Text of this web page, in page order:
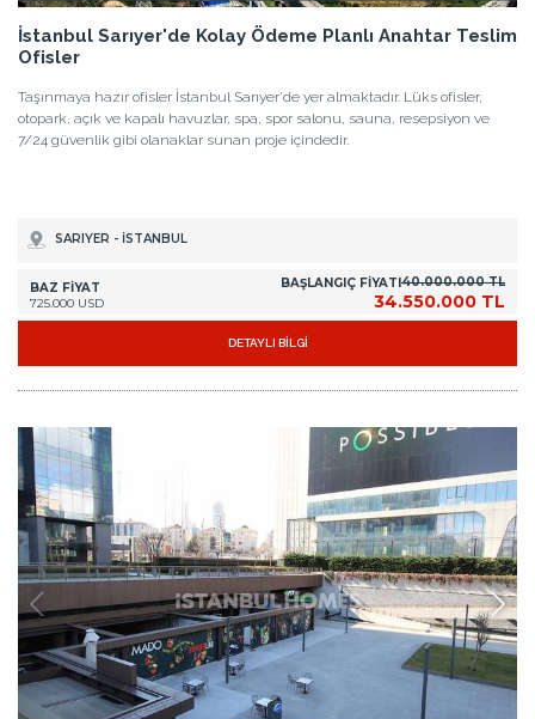
İstanbul Sarıyer'de Kolay Ödeme Planlı Anahtar Teslim
Ofisler
Taşınmaya hazır ofisler İstanbul Sarıyer'de yer almaktadır. Lüks ofisler,
otopark, açık ve kapalı havuzlar, spa, spor salonu, sauna, resepsiyon ve
7/24 güvenlik gibi olanaklar sunan proje içindedir.
SARIYER - İSTANBUL
BAZ FİYAT
725.000 USD
BAŞLANGIÇ FİYATI40.000.000 TL
34.550.000 TL
DETAYLI BİLGİ